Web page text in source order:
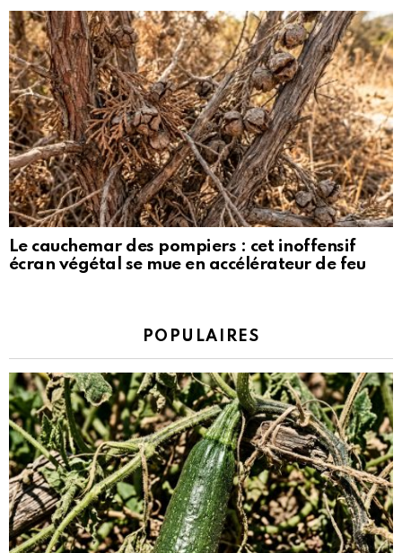
Le cauchemar des pompiers : cet inoffensif
écran végétal se mue en accélérateur de feu
POPULAIRES